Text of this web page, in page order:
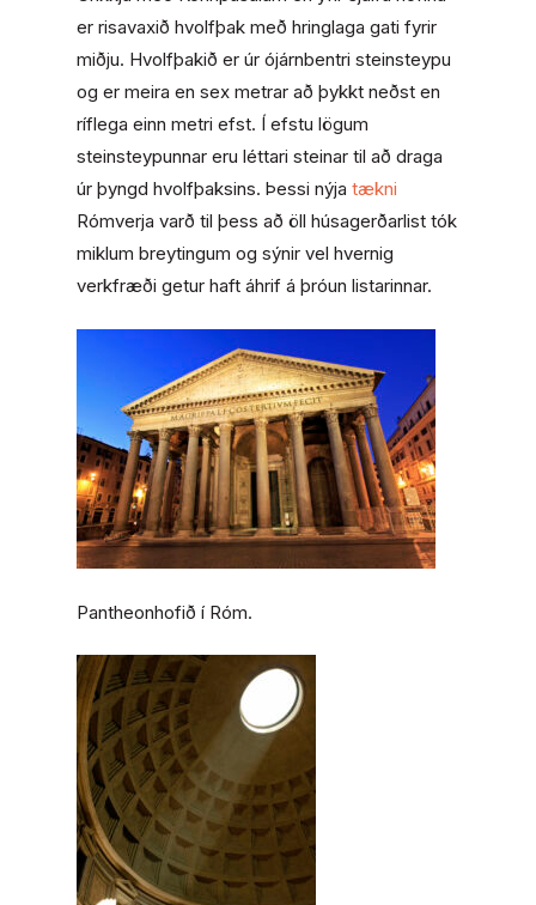
er risavaxið hvolfþak með hringlaga gati fyrir
miðju. Hvolfþakið er úr ójárnbentri steinsteypu
og er meira en sex metrar að þykkt neðst en
ríflega einn metri efst. Í efstu lögum
steinsteypunnar eru léttari steinar til að draga
úr þyngd hvolfþaksins. Þessi nýjatækni
Rómverja varð til þess að öll húsagerðarlist tók
miklum breytingum og sýnir vel hvernig
verkfræði getur haft áhrif á þróun listarinnar.
Pantheonhofið í Róm.